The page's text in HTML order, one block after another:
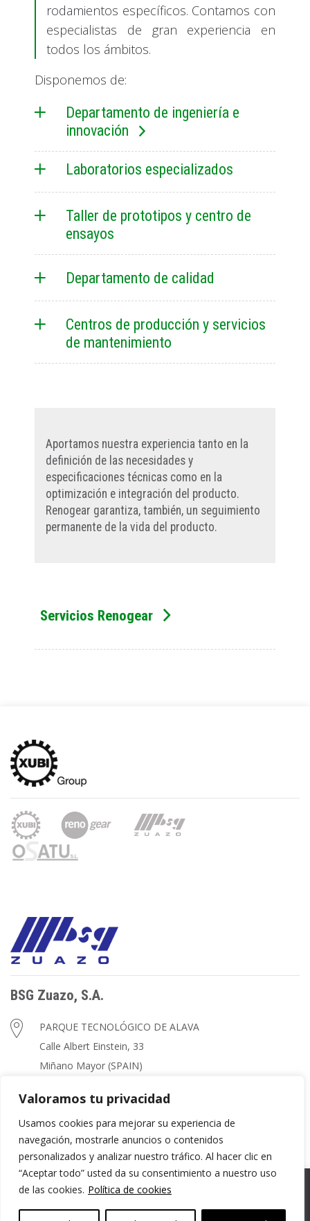
Valoramos tu privacidad
Usamos cookies para mejorar su experiencia de
navegación, mostrarle anuncios o contenidos
personalizados y analizar nuestro tráfico. Al hacer clic en
“Aceptar todo” usted da su consentimiento a nuestro uso
de las cookies. Política de cookies
rodamientos específicos. Contamos con
especialistas de gran experiencia en
todos los ámbitos.
Disponemos de:
Departamento de ingeniería e
innovación
Laboratorios especializados
Taller de prototipos y centro de
ensayos
Departamento de calidad
Centros de producción y servicios
de mantenimiento
Aportamos nuestra experiencia tanto en la
definición de las necesidades y
especificaciones técnicas como en la
optimización e integración del producto.
Renogear garantiza, también, un seguimiento
permanente de la vida del producto.
Servicios Renogear
BSG Zuazo, S.A.
PARQUE TECNOLÓGICO DE ALAVA
Calle Albert Einstein, 33
Miñano Mayor (SPAIN)
+34 945 260 739
zuazo@zuazo.net
© CopyrightBSG Zuazo, S.A.
Condiciones de uso
Política de privacidad